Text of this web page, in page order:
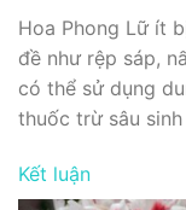
Hoa Phong Lữ ít
đề như rệp sáp,
có thể sử dụng
thuốc trừ sâu
Kết luận